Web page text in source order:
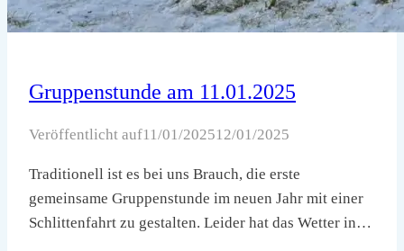
Gruppenstunde am 11.01.2025
Veröffentlicht auf11/01/202512/01/2025
Traditionell ist es bei uns Brauch, die erste
gemeinsame Gruppenstunde im neuen Jahr mit einer
Schlittenfahrt zu gestalten. Leider hat das Wetter in…